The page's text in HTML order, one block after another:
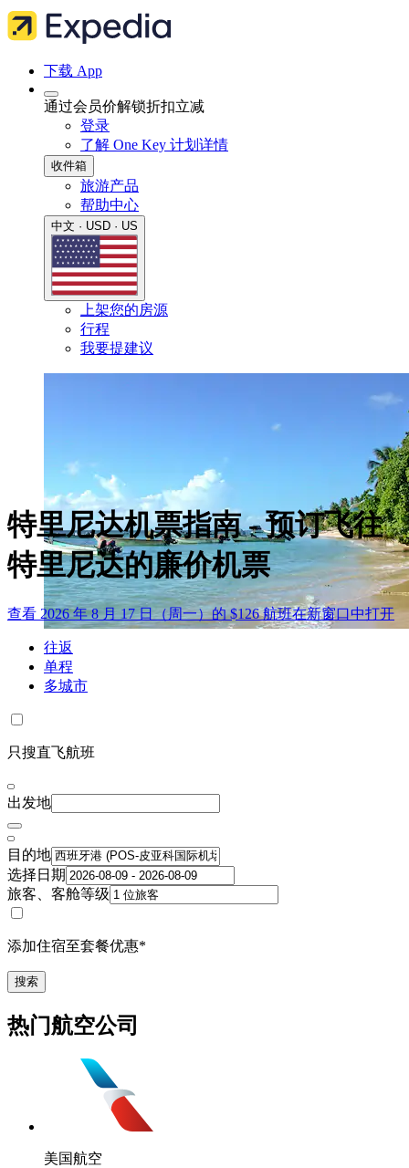
下载 App
通过会员价解锁折扣立减
登录
了解 One Key 计划详情
收件箱
旅游产品
帮助中心
中文 · USD · US
上架您的房源
行程
我要提建议
特里尼达机票指南 - 预订飞往
特里尼达的廉价机票
查看 2026 年 8 月 17 日（周一）的 $126 航班在新窗口中打开
往返
单程
多城市
只搜直飞航班
出发地
目的地
选择日期
旅客、客舱等级
添加住宿至套餐优惠*
搜索
热门航空公司
美国航空